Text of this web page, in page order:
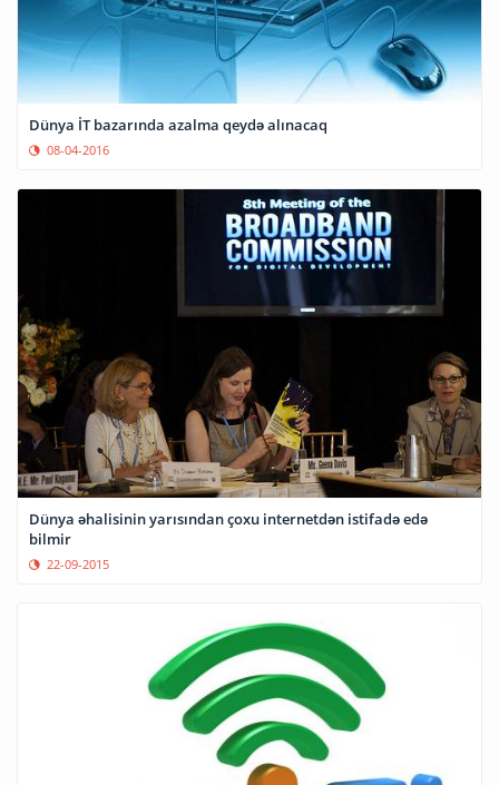
Dünya İT bazarında azalma qeydə alınacaq
08-04-2016
Dünya əhalisinin yarısından çoxu internetdən istifadə edə
bilmir
22-09-2015